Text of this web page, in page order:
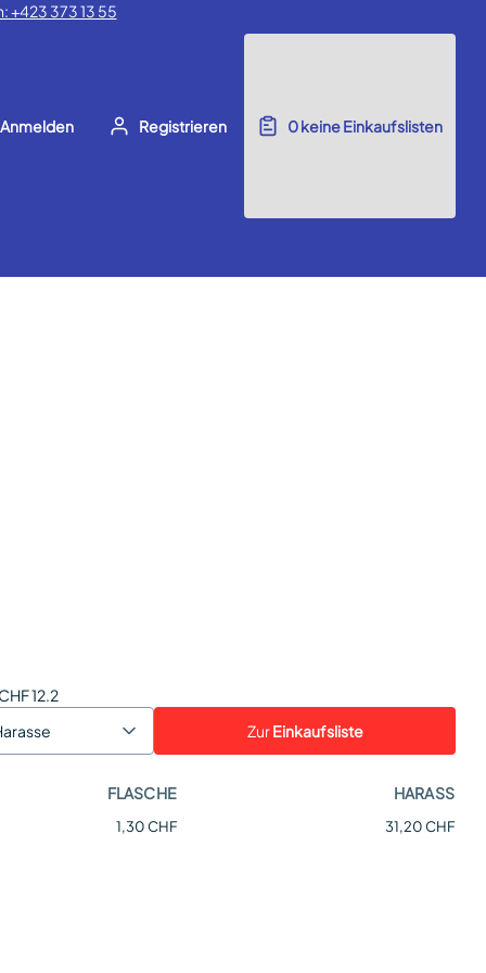
+423 373 13 55
Anmelden Registrieren 0keine Einkaufslisten
12.2
ZurEinkaufsliste
FLASCHE HARASS
1,30 CHF 31,20 CHF